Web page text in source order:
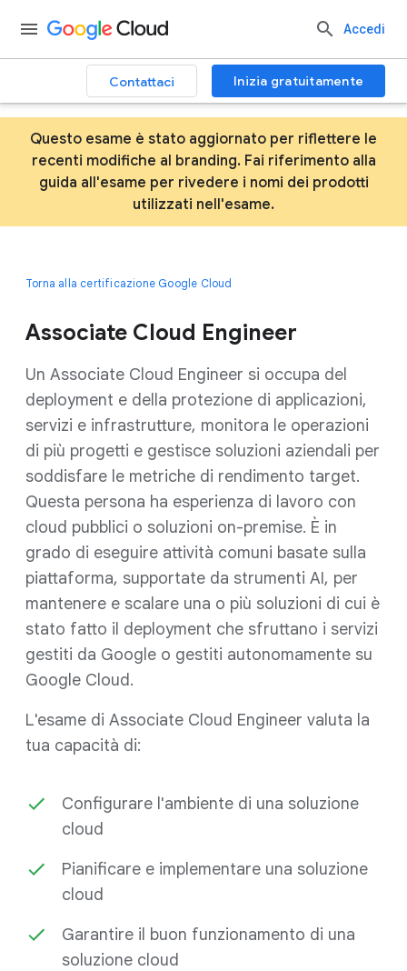
Accedi
Contattaci Inizia gratuitamente
Questo esame è stato aggiornato per riflettere le
recenti modifiche al branding. Fai riferimento alla
guida all'esame per rivedere i nomi dei prodotti
utilizzati nell'esame.
Torna alla certificazione Google Cloud
Associate Cloud Engineer
Un Associate Cloud Engineer si occupa del
deployment e della protezione di applicazioni,
servizi e infrastrutture, monitora le operazioni
di più progetti e gestisce soluzioni aziendali per
soddisfare le metriche di rendimento target.
Questa persona ha esperienza di lavoro con
cloud pubblici o soluzioni on-premise. È in
grado di eseguire attività comuni basate sulla
piattaforma, supportate da strumenti AI, per
mantenere e scalare una o più soluzioni di cui è
stato fatto il deployment che sfruttano i servizi
gestiti da Google o gestiti autonomamente su
Google Cloud.
L'esame di Associate Cloud Engineer valuta la
tua capacità di:
Configurare l'ambiente di una soluzione
cloud
Pianificare e implementare una soluzione
cloud
Garantire il buon funzionamento di una
soluzione cloud